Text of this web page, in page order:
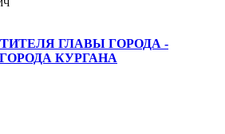
ГЛАВЫ ГОРОДА -
КУРГАНА